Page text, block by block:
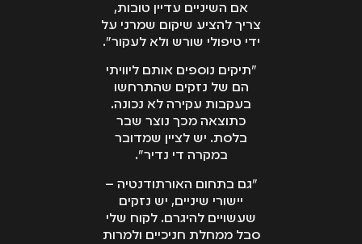
אם השיניים עדיין טובות,
צריך להציע שיקום שמרני על
ידי טיפולי שורש ולא לעקור".
"תיקים נוספים אותם ליוויתי
הם של נזקים שהתרחשו
בעקבות עקירה לא נכונה.
כתוצאה מכך נוצר שבר
בלסת. יש לציין שמדובר
במקרה די נדיר".
"גם בתחום האורתודנטיה –
יישורי שיניים, יש נזקים
שעשויים להיגרם. לקוח שלי
סבל ממחלת חניכיים ולמרות